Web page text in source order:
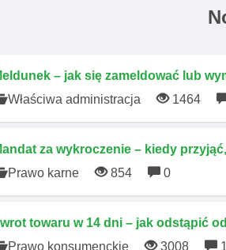
– jak się zameldować lub
Właściwa administracja
1464
za wykroczenie – kiedy
Prawo karne
854 0
towaru w 14 dni – jak odstąpić
Prawo konsumenckie
3008 1